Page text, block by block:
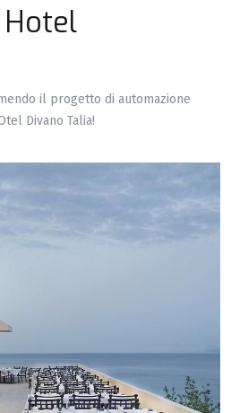
Hotel
il progetto di automazione
Divano Talia!